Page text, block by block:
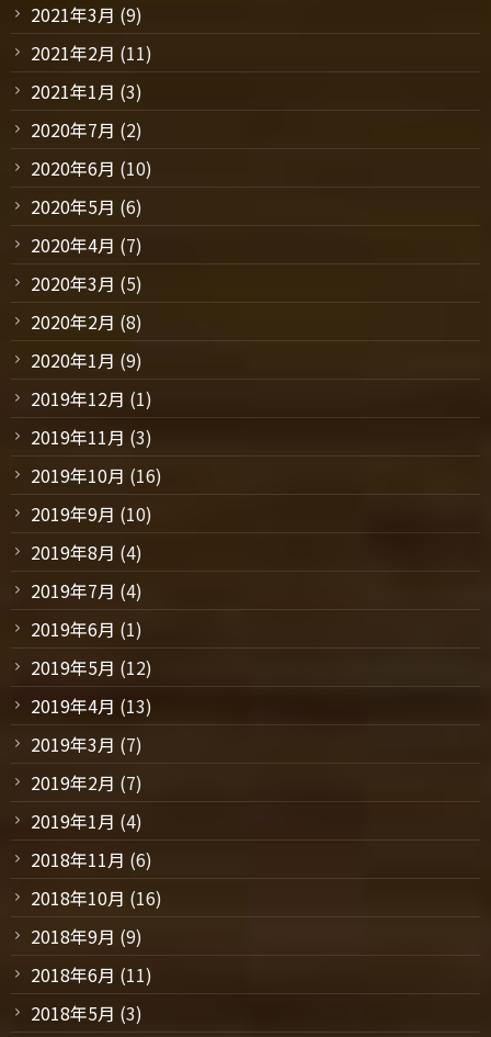
2021年3月 (9)
2021年2月 (11)
2021年1月 (3)
2020年7月 (2)
2020年6月 (10)
2020年5月 (6)
2020年4月 (7)
2020年3月 (5)
2020年2月 (8)
2020年1月 (9)
2019年12月 (1)
2019年11月 (3)
2019年10月 (16)
2019年9月 (10)
2019年8月 (4)
2019年7月 (4)
2019年6月 (1)
2019年5月 (12)
2019年4月 (13)
2019年3月 (7)
2019年2月 (7)
2019年1月 (4)
2018年11月 (6)
2018年10月 (16)
2018年9月 (9)
2018年6月 (11)
2018年5月 (3)